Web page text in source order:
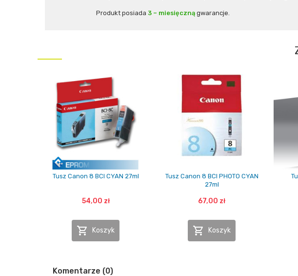
Produkt posiada 3 – miesięczną gwarancje.
Tusz Canon 8 BCI CYAN 27ml
54,00 zł
 Koszyk
Tusz Canon 8 BCI PHOTO CYAN
27ml
67,00 zł
 Koszyk
Komentarze (0)